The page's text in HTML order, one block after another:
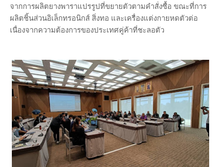
จากการผลิตยางพาราแปรรูปที่ขยายตัวตามคำสั่งซื้อ ขณะที่การ
ผลิตชิ้นส่วนอิเล็กทรอนิกส์ สิ่งทอ และเครื่องแต่งกายหดตัวต่อ
เนื่องจากความต้องการของประเทศคู่ค้าที่ชะลอตัว